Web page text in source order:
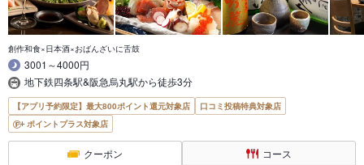
創作和食×日本酒×おばんざいに舌鼓
3001～4000円
地下鉄四条駅&阪急烏丸駅から徒歩3分
【アプリ予約限定】最大800ポイント還元対象店
口コミ投稿特典対象店
ポイントプラス対象店
クーポン コース